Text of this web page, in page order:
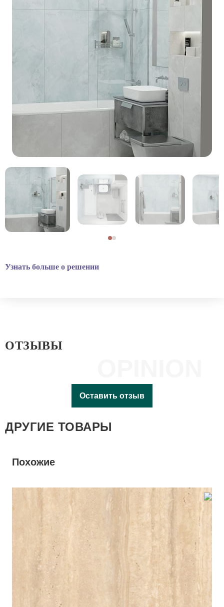
Узнать больше о решении
ОТЗЫВЫ
Оставить отзыв
ДРУГИЕ ТОВАРЫ
Похожие